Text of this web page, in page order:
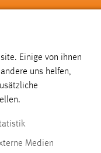
Einige von ihnen
uns helfen,
Medien